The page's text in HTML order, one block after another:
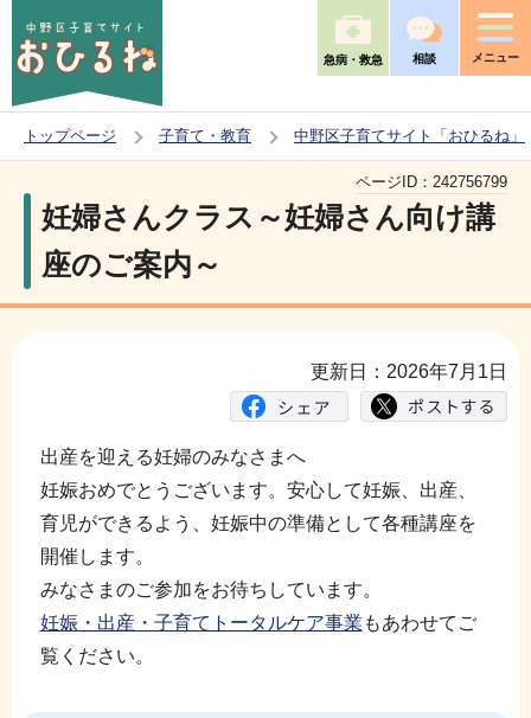
の
ー
す
急病・救急 相談 メニュー
トップページ 子育て・教育 中野区子育てサイト「おひるね」
か
妊婦さんクラス～妊婦さん向け講
座のご案内～
ページID： 242756799
更新日：2026年7月1日
出産を迎える妊婦のみなさまへ
妊娠おめでとうございます。安心して妊娠、出産、
育児ができるよう、妊娠中の準備として各種講座を
開催します。
みなさまのご参加をお待ちしています。
妊娠・出産・子育てトータルケア事業 もあわせてご
覧ください。